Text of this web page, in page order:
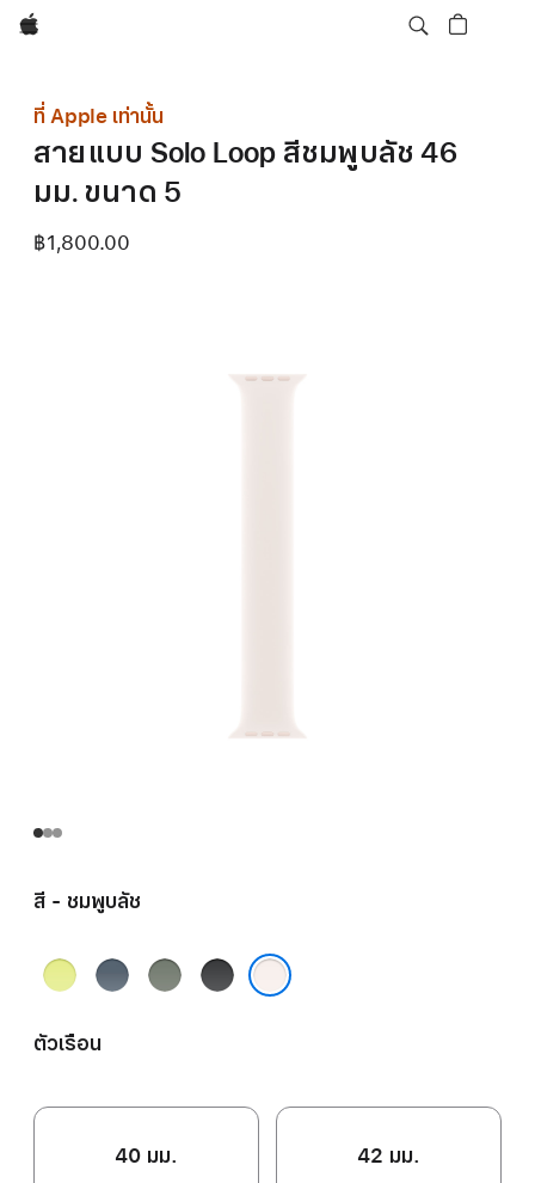
Apple
ที่ Apple เท่านั้น
สายแบบ Solo Loop สีชมพูบลัช 46
มม. ขนาด 5
฿1,800.00
สี - ชมพูบลัช
เหลือง
นีออน
น้ำ
เงิน
อร์บลู
เทา
เขียว
ดำ
ตัวเรือน
40 มม. 42 มม.